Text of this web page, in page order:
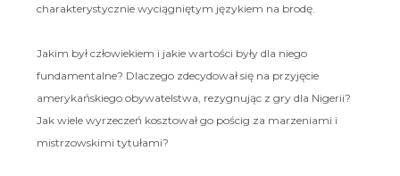
charakterystycznie wyciągniętym językiem na brodę.
Jakim był człowiekiem i jakie wartości były dla niego
fundamentalne? Dlaczego zdecydował się na przyjęcie
amerykańskiego obywatelstwa, rezygnując z gry dla Nigerii?
Jak wiele wyrzeczeń kosztował go pościg za marzeniami i
mistrzowskimi tytułami?